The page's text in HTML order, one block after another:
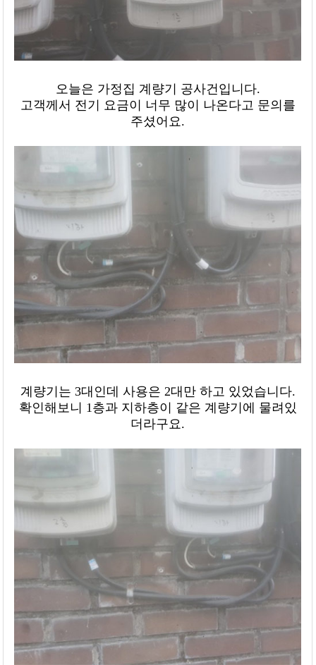
오늘은 가정집 계량기 공사건입니다.
고객께서 전기 요금이 너무 많이 나온다고 문의를
주셨어요.
계량기는 3대인데 사용은 2대만 하고 있었습니다.
확인해보니 1층과 지하층이 같은 계량기에 물려있
더라구요.